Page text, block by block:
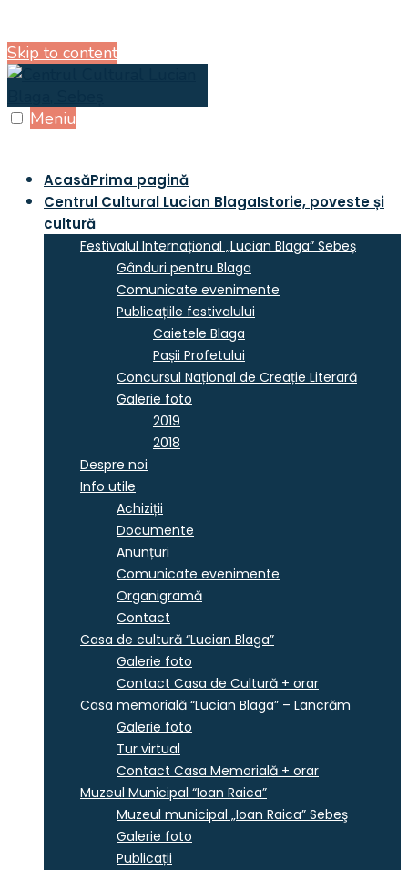
Skip to content
Meniu
AcasăPrima pagină
Centrul Cultural Lucian BlagaIstorie, poveste și
cultură
Festivalul Internațional „Lucian Blaga” Sebeș
Gânduri pentru Blaga
Comunicate evenimente
Publicațiile festivalului
Caietele Blaga
Pașii Profetului
Concursul Național de Creație Literară
Galerie foto
2019
2018
Despre noi
Info utile
Achiziții
Documente
Anunțuri
Comunicate evenimente
Organigramă
Contact
Casa de cultură “Lucian Blaga”
Galerie foto
Contact Casa de Cultură + orar
Casa memorială “Lucian Blaga” – Lancrăm
Galerie foto
Tur virtual
Contact Casa Memorială + orar
Muzeul Municipal “Ioan Raica”
Muzeul municipal „Ioan Raica” Sebeş
Galerie foto
Publicații